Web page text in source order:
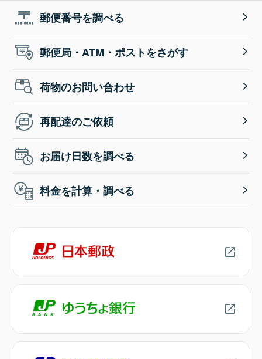
郵便番号を調べる
郵便局・ATM・ポストをさがす
荷物のお問い合わせ
再配達のご依頼
お届け日数を調べる
料金を計算・調べる